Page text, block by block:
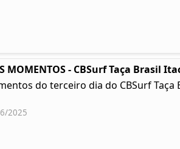
MOMENTOS - CBSurf Taça Brasil
do terceiro dia do CBSurf Taça
2025